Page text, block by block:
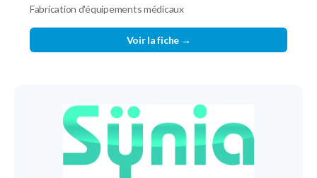
Fabrication d'équipements médicaux
Voir la fiche →